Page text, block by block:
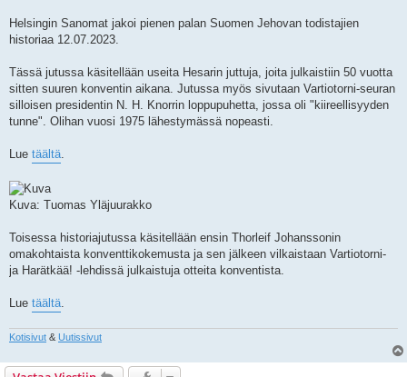
Helsingin Sanomat jakoi pienen palan Suomen Jehovan todistajien
historiaa 12.07.2023.
Tässä jutussa käsitellään useita Hesarin juttuja, joita julkaistiin 50 vuotta
sitten suuren konventin aikana. Jutussa myös sivutaan Vartiotorni-seuran
silloisen presidentin N. H. Knorrin loppupuhetta, jossa oli "kiireellisyyden
tunne". Olihan vuosi 1975 lähestymässä nopeasti.
Lue täältä.
Kuva: Tuomas Yläjuurakko
Toisessa historiajutussa käsitellään ensin Thorleif Johanssonin
omakohtaista konventtikokemusta ja sen jälkeen vilkaistaan Vartiotorni-
ja Harätkää! -lehdissä julkaistuja otteita konventista.
Lue täältä
Kotisivut &Uutissivut